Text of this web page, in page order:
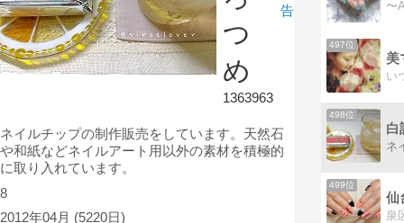
つ
め
1363963
告
ネイルチップの制作販売をしています。天然石
や和紙などネイルアート用以外の素材を積極的
に取り入れています。
8
2012年04月 (5220日)
497位
美
498位
白
499位